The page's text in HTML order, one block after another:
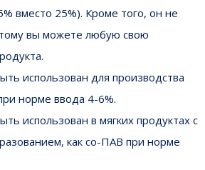
вместо 25%). Кроме того, он не
вы можете любую свою
использован для производства
норме ввода 4-6%.
использован в мягких продуктах с
как со-ПАВ при норме